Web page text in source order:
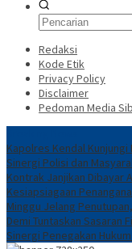
Redaksi
Kode Etik
Privacy Policy
Disclaimer
Pedoman Media
Kapolres Kendal
Sinergi Polisi dan
Kontrak Janjikan Dibayar
Kesiapsiagaan
Minggu Jelang
Demi Tuntaskan Sasaran
Sinergi Penegakan